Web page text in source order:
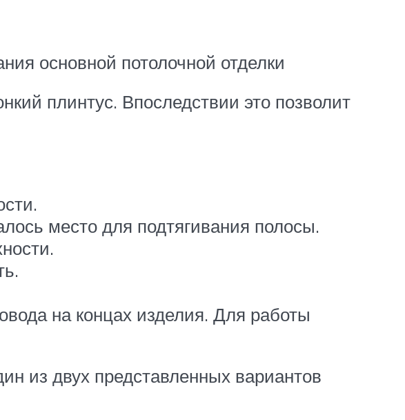
основной потолочной отделки
плинтус. Впоследствии это позволит
место для подтягивания полосы.
на концах изделия. Для работы
из двух представленных вариантов